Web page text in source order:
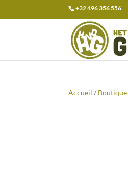
+32 496 356 556
Recherche
pour :
Accueil / Boutique